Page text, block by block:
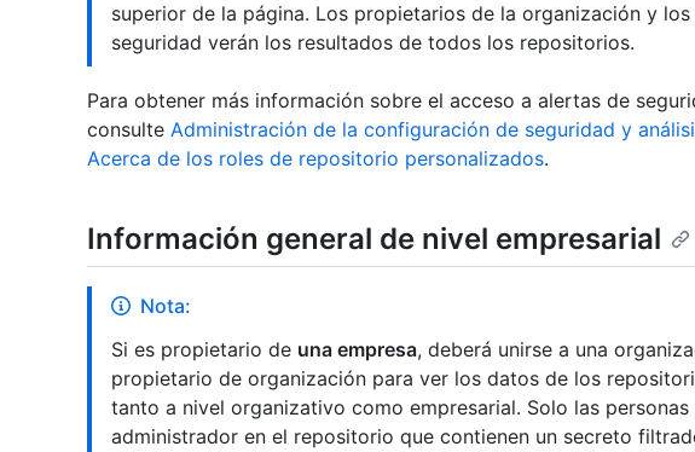
superior de la página. Los propietarios de la organización y
seguridad verán los resultados de todos los repositorios.
Para obtener más información sobre el acceso a alertas de
consulte Administración de la configuración de seguridad y
Acerca de los roles de repositorio personalizados.
Información general de nivel empresarial
Nota:
Si es propietario de una empresa, deberá unirse a una
propietario de organización para ver los datos de los
tanto a nivel organizativo como empresarial. Solo las
administrador en el repositorio que contienen un secreto